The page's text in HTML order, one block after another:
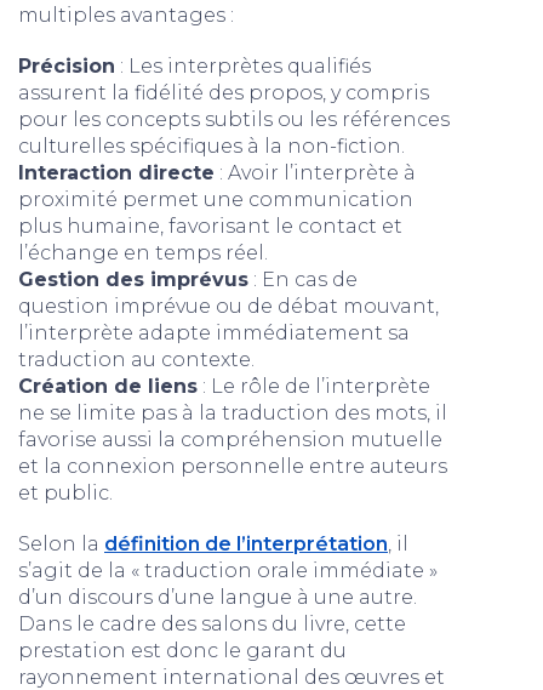
multiples avantages :
Précision : Les interprètes qualifiés
assurent la fidélité des propos, y compris
pour les concepts subtils ou les références
culturelles spécifiques à la non-fiction.
Interaction directe : Avoir l’interprète à
proximité permet une communication
plus humaine, favorisant le contact et
l’échange en temps réel.
Gestion des imprévus : En cas de
question imprévue ou de débat mouvant,
l’interprète adapte immédiatement sa
traduction au contexte.
Création de liens : Le rôle de l’interprète
ne se limite pas à la traduction des mots, il
favorise aussi la compréhension mutuelle
et la connexion personnelle entre auteurs
et public.
Selon la définition de l’interprétation, il
s’agit de la « traduction orale immédiate »
d’un discours d’une langue à une autre.
Dans le cadre des salons du livre, cette
prestation est donc le garant du
rayonnement international des œuvres et